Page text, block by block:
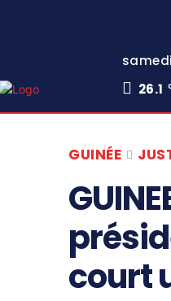
26.1
GUINÉE
court